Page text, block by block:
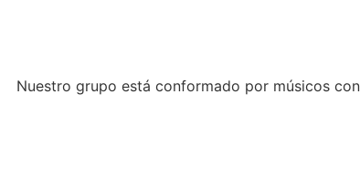
Nuestro grupo está conformado por músicos